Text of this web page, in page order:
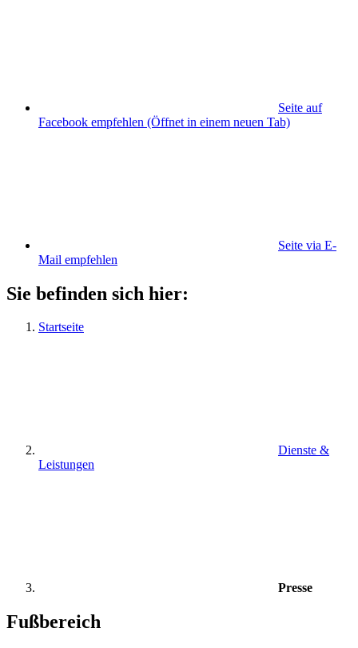
Seite auf
Facebook empfehlen (Öffnet in einem neuen Tab)
Seite via E-
Mail empfehlen
Sie befinden sich hier:
Startseite
Dienste &
Leistungen
Presse
Fußbereich